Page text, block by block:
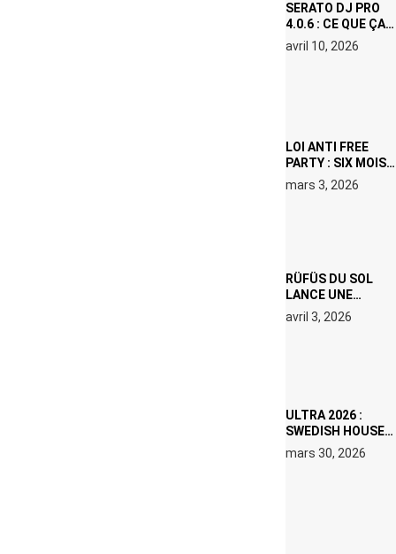
SERATO DJ PRO
4.0.6 : CE QUE ÇA
CHANGE, MÊME SI
VOUS N’ÊTES NI
avril 10, 2026
LOI ANTI FREE
PARTY : SIX MOIS
DE PRISON ET 5
000 € D’AMENDE
mars 3, 2026
RÜFÜS DU SOL
LANCE UNE
RÉSIDENCE DJ
SET DE QUATRE
avril 3, 2026
ULTRA 2026 :
SWEDISH HOUSE
MAFIA RETROUVE
ERIC PRYDZ DANS
mars 30, 2026